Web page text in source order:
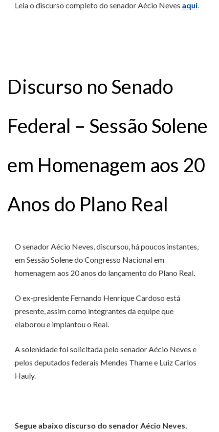
Leia o discurso completo do senador Aécio Neves aqui.
Discurso no Senado
Federal – Sessão Solene
em Homenagem aos 20
Anos do Plano Real
O senador Aécio Neves, discursou, há poucos instantes,
em Sessão Solene do Congresso Nacional em
homenagem aos 20 anos do lançamento do Plano Real.
O ex-presidente Fernando Henrique Cardoso está
presente, assim como integrantes da equipe que
elaborou e implantou o Real.
A solenidade foi solicitada pelo senador Aécio Neves e
pelos deputados federais Mendes Thame e Luiz Carlos
Hauly.
Segue abaixo discurso do senador Aécio Neves.